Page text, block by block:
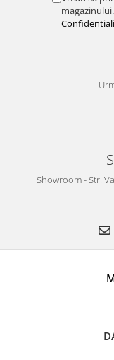
Suporti de Lucru
Surubelnite fine
Showroom - Str.